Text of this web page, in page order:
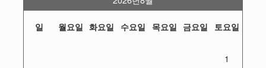
일 월요일 화요일 수요일 목요일 금요일 토요일
1